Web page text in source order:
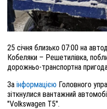
25 січня близько 07:00 на
Кобеляки – Решетилівка,
дорожньо-транспортна
За інформацією Головного
зіткнулися вантажний
"Volkswagen T5".